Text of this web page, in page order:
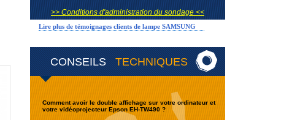
CONSEILS TECHNIQUES
Comment avoir le double affichage sur votre ordinateur et
votre vidéoprojecteur Epson EH-TW490 ?
>> Conditions d'administration du sondage <<
Lire plus de témoignages clients de lampe SAMSUNG